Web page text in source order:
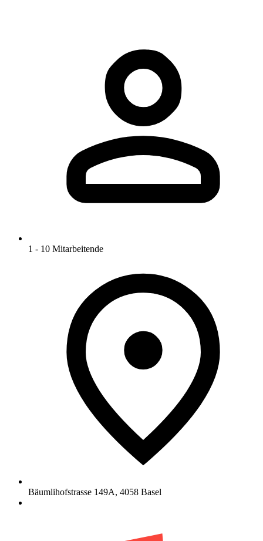
1 - 10 Mitarbeitende
Bäumlihofstrasse 149A, 4058 Basel